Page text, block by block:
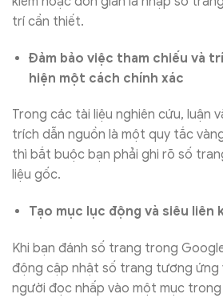
trí cần thiết.
Đảm bảo việc tham chiếu và
hiện một cách chính xác
Trong các tài liệu nghiên cứu, luận
trích dẫn nguồn là một quy tắc
thì bắt buộc bạn phải ghi rõ số
liệu gốc.
Tạo mục lục động và siêu liên
Khi bạn đánh số trang trong
động cập nhật số trang tương ứng
người đọc nhấp vào một mục